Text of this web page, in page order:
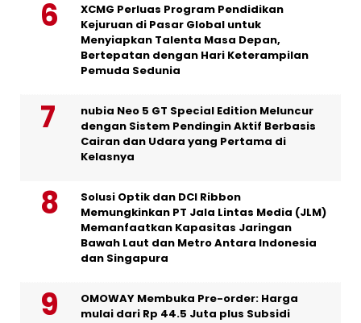
XCMG Perluas Program Pendidikan
Kejuruan di Pasar Global untuk
Menyiapkan Talenta Masa Depan,
Bertepatan dengan Hari Keterampilan
Pemuda Sedunia
nubia Neo 5 GT Special Edition Meluncur
dengan Sistem Pendingin Aktif Berbasis
Cairan dan Udara yang Pertama di
Kelasnya
Solusi Optik dan DCI Ribbon
Memungkinkan PT Jala Lintas Media (JLM)
Memanfaatkan Kapasitas Jaringan
Bawah Laut dan Metro Antara Indonesia
dan Singapura
OMOWAY Membuka Pre-order: Harga
mulai dari Rp 44.5 Juta plus Subsidi